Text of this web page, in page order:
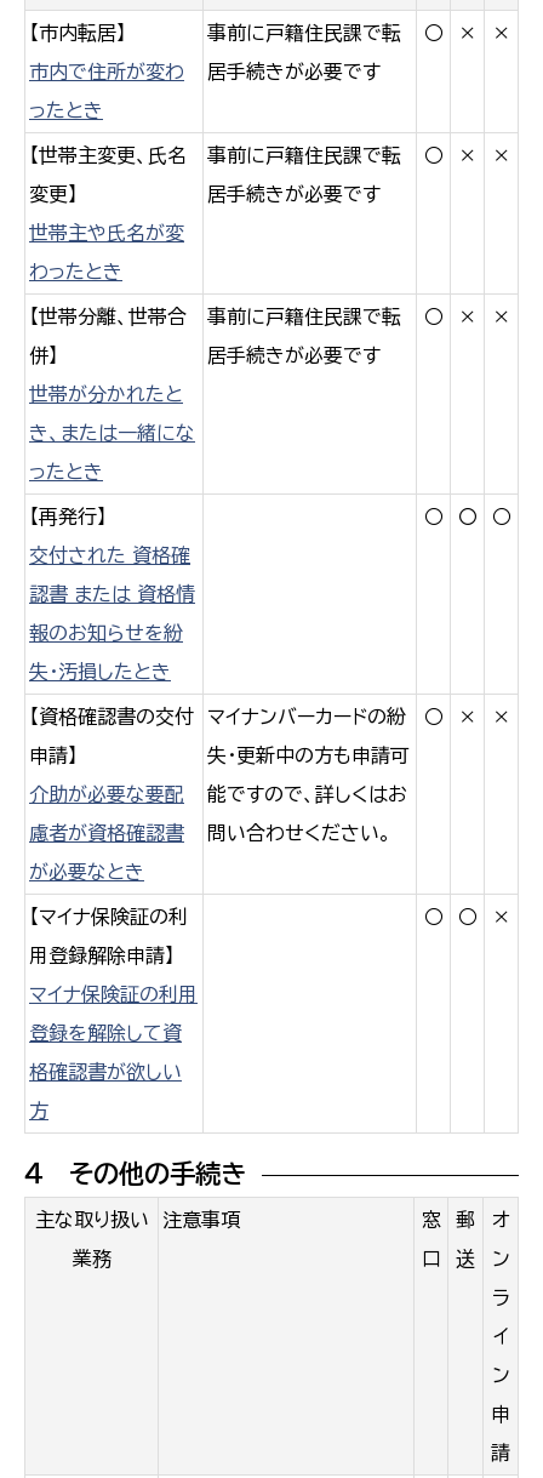
【市内転居】
市内で住所が変わ
ったとき
事前に戸籍住民課で転
居手続きが必要です
○ × ×
【世帯主変更、氏名
変更】
世帯主や氏名が変
わったとき
事前に戸籍住民課で転
居手続きが必要です
○ × ×
【世帯分離、世帯合
併】
世帯が分かれたと
き、または一緒にな
ったとき
事前に戸籍住民課で転
居手続きが必要です
○ × ×
【再発行】
交付された 資格確
認書 または 資格情
報のお知らせを紛
失・汚損したとき
○ 〇 ○
【資格確認書の交付
申請】
介助が必要な要配
慮者が資格確認書
が必要なとき
マイナンバーカードの紛
失・更新中の方も申請可
能ですので、詳しくはお
問い合わせください。
○ × ×
【マイナ保険証の利
用登録解除申請】
マイナ保険証の利用
登録を解除して資
格確認書が欲しい
方
○ ○ ×
４ その他の手続き
主な取り扱い
業務
注意事項
窓
口
郵
送
オ
ン
ラ
イ
ン
申
請